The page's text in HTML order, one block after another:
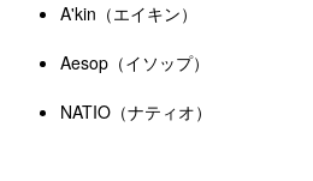
A'kin（エイキン）
Aesop（イソップ）
NATIO（ナティオ）